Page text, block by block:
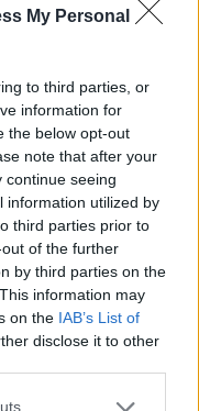
My Personal
to third parties, or
information for
the below opt-out
note that after your
continue seeing
information utilized by
third parties prior to
of the further
by third parties on the
information may
on the IAB’s List of
disclose it to other
ban?
ünnepségekről szól: ez
szerepet töltenek
és a társadalom